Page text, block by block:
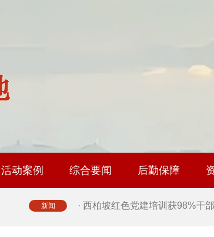
能力提升
能力提升
部研修
题培训
题培训
力提升
践研修
学课程
活动案例 综合要闻 后勤保障
新闻
· 筑牢新时代干部信仰根基 西柏
· 西柏坡红色党建培训获98%干
· 西柏坡红色党建培训获98%干